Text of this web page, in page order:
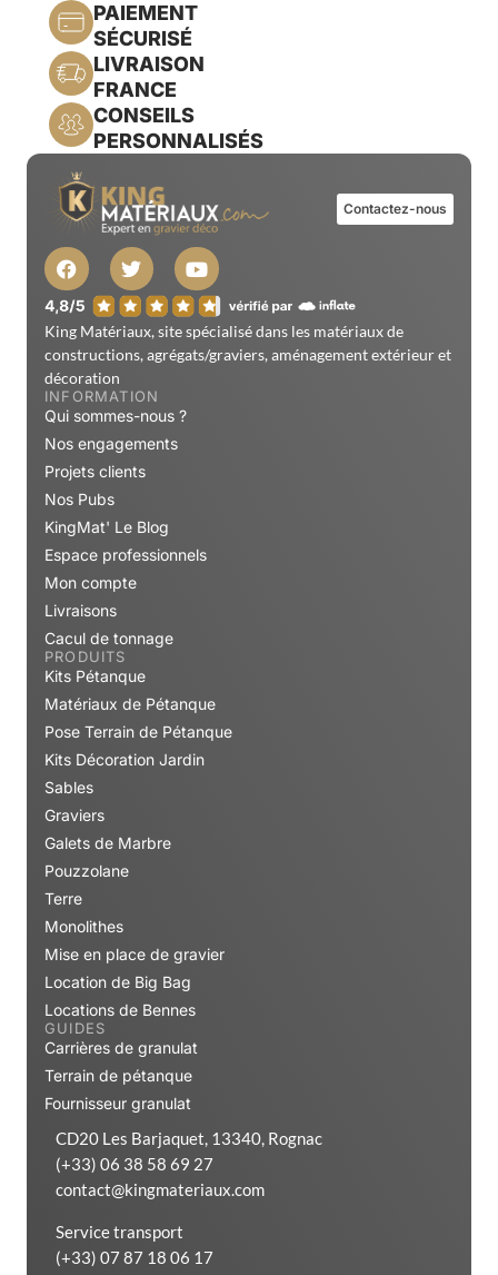
PAIEMENT
SÉCURISÉ
LIVRAISON
FRANCE
CONSEILS
PERSONNALISÉS
Contactez-nous
King Matériaux, site spécialisé dans les matériaux de
constructions, agrégats/graviers, aménagement extérieur et
décoration
INFORMATION
Qui sommes-nous ?
Nos engagements
Projets clients
Nos Pubs
KingMat' Le Blog
Espace professionnels
Mon compte
Livraisons
Cacul de tonnage
PRODUITS
Kits Pétanque
Matériaux de Pétanque
Pose Terrain de Pétanque
Kits Décoration Jardin
Sables
Graviers
Galets de Marbre
Pouzzolane
Terre
Monolithes
Mise en place de gravier
Location de Big Bag
Locations de Bennes
GUIDES
Carrières de granulat
Terrain de pétanque
Fournisseur granulat
CD20 Les Barjaquet, 13340, Rognac
(+33) 06 38 58 69 27
contact@kingmateriaux.com
Service transport
(+33) 07 87 18 06 17